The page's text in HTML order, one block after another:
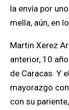
la envía por
mella, aún, en
Martin Xerez Aristigueta, probable hermano del
anterior, 10
de Caracas. Y
mayorazgo
con su